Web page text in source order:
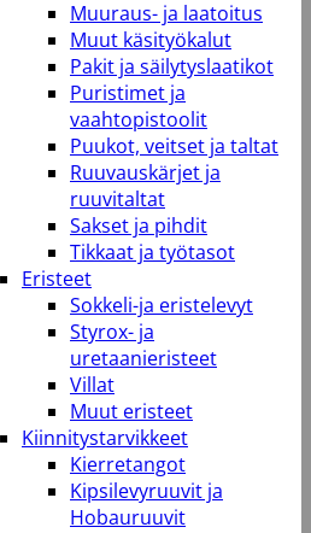
Muuraus- ja laatoitus
Muut käsityökalut
Pakit ja säilytyslaatikot
Puristimet ja
vaahtopistoolit
Puukot, veitset ja taltat
Ruuvauskärjet ja
ruuvitaltat
Sakset ja pihdit
Tikkaat ja työtasot
Eristeet
Sokkeli-ja eristelevyt
Styrox- ja
uretaanieristeet
Villat
Muut eristeet
Kiinnitystarvikkeet
Kierretangot
Kipsilevyruuvit ja
Hobauruuvit